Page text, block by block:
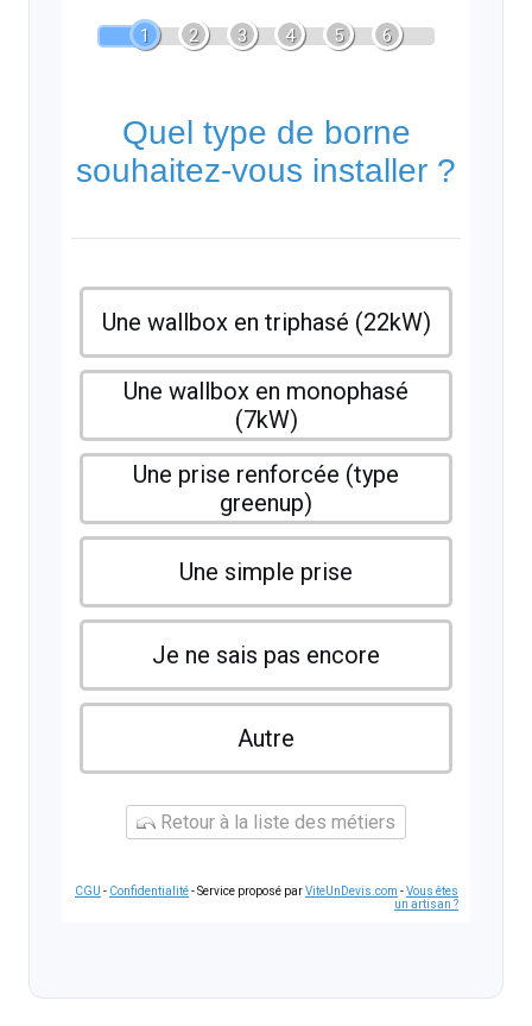
1 2 3 4 5 6
Quel type de borne
souhaitez-vous installer ?
Une wallbox en triphasé (22kW)
Une wallbox en monophasé
(7kW)
Une prise renforcée (type
greenup)
Une simple prise
Je ne sais pas encore
Autre
Retour à la liste des métiers
CGU - Confidentialité- Service proposé parViteUnDevis.com -Vous êtes
un artisan ?